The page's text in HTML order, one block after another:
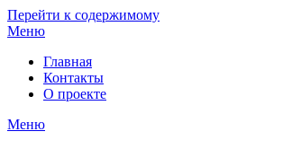
Перейти к содержимому
Меню
Главная
Контакты
О проекте
Меню